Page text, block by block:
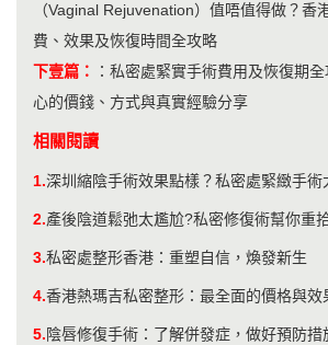
（Vaginal Rejuvenation）值唔值得做？香
費、效果及恢復時間全攻略
下壹篇：
： 私密處緊實手術費用及恢復期
心的價錢、方式與真實經驗分享
相關閱讀
1.深圳縮陰手術效果點樣？私密處緊緻手術
2.產後陰道鬆弛太尷尬?私密修復術幫你重
3.私密處整形香港：重塑自信，煥發新生
4.香港熱瑪吉私密整形：最全面的價格與效
5.陰唇修復手術：了解併發症，做好預防措